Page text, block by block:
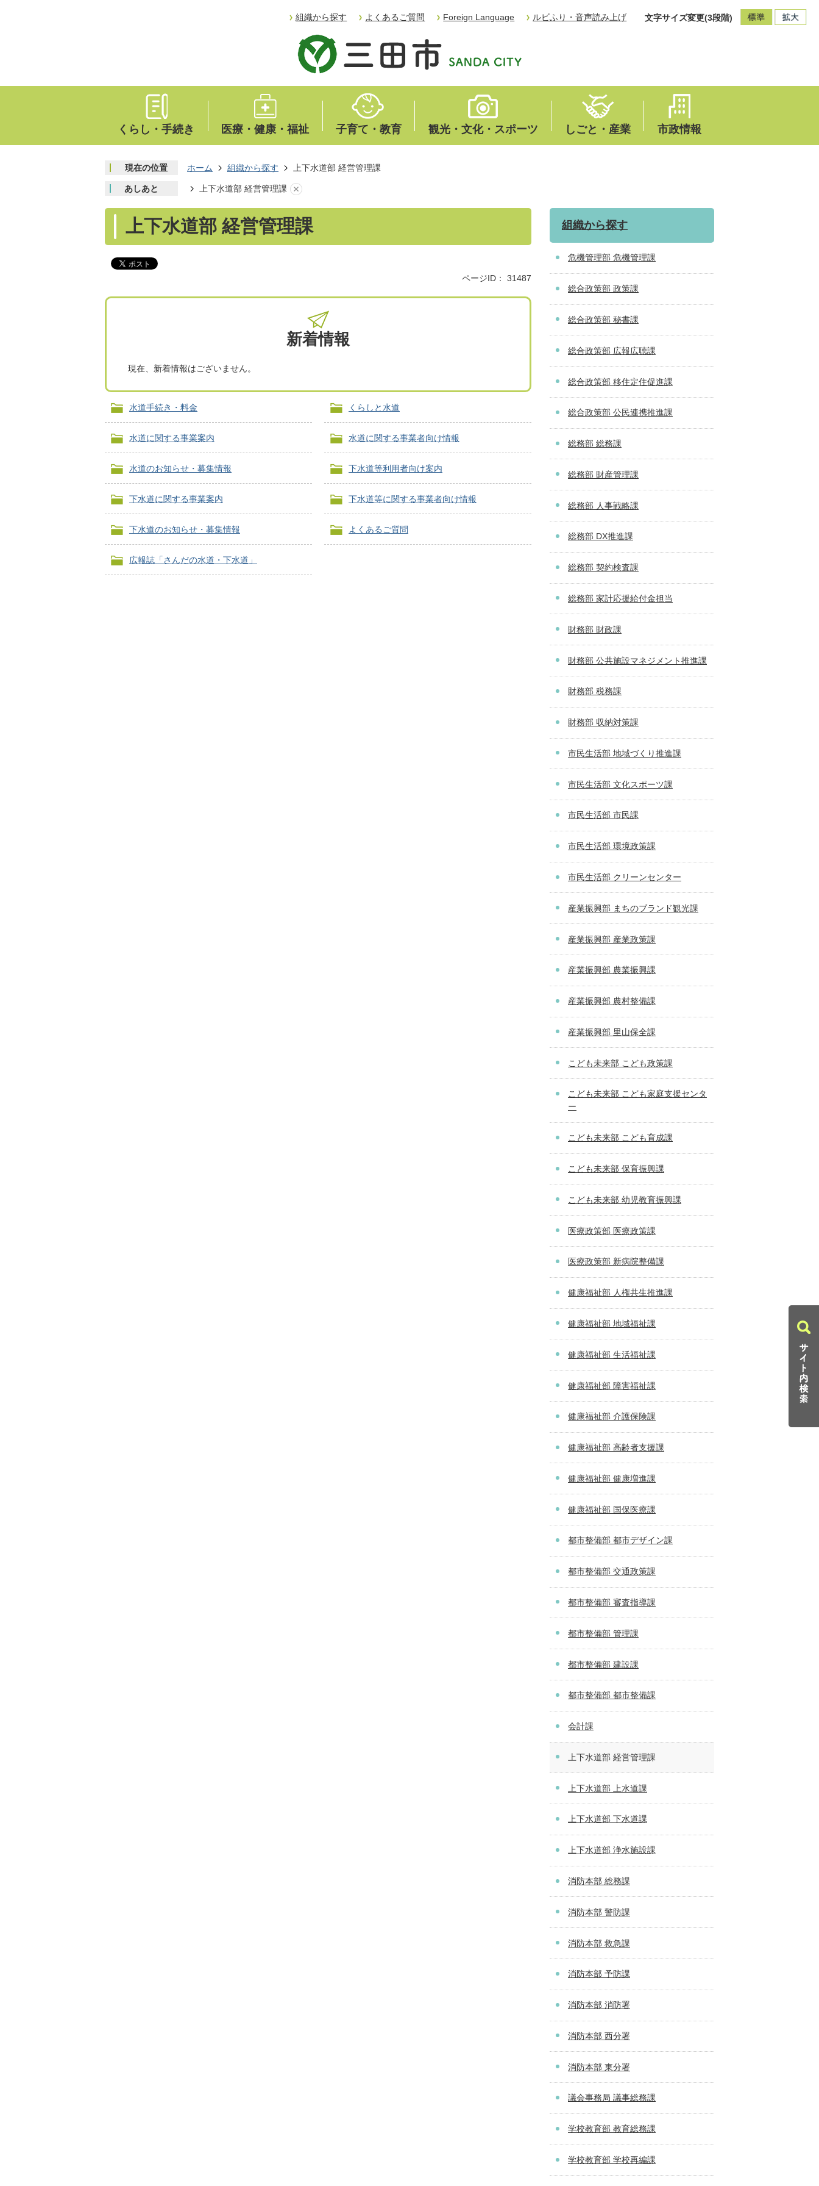
組織から探す よくあるご質問 Foreign Language ルビふり・音声読み上げ 文字サイズ変更(3段階)
くらし・手続き 医療・健康・福祉 子育て・教育 観光・文化・スポーツ しごと・産業 市政情報
現在の位置 ホーム 組織から探す 上下水道部 経営管理課
あしあと 上下水道部 経営管理課
上下水道部 経営管理課
ページID： 31487
新着情報
現在、新着情報はございません。
水道手続き・料金 くらしと水道
水道に関する事業案内 水道に関する事業者向け情報
水道のお知らせ・募集情報 下水道等利用者向け案内
下水道に関する事業案内 下水道等に関する事業者向け情報
下水道のお知らせ・募集情報 よくあるご質問
広報誌「さんだの水道・下水道」
組織から探す
危機管理部 危機管理課
総合政策部 政策課
総合政策部 秘書課
総合政策部 広報広聴課
総合政策部 移住定住促進課
総合政策部 公民連携推進課
総務部 総務課
総務部 財産管理課
総務部 人事戦略課
総務部 DX推進課
総務部 契約検査課
総務部 家計応援給付金担当
財務部 財政課
財務部 公共施設マネジメント推進課
財務部 税務課
財務部 収納対策課
市民生活部 地域づくり推進課
市民生活部 文化スポーツ課
市民生活部 市民課
市民生活部 環境政策課
市民生活部 クリーンセンター
産業振興部 まちのブランド観光課
産業振興部 産業政策課
産業振興部 農業振興課
産業振興部 農村整備課
産業振興部 里山保全課
こども未来部 こども政策課
こども未来部 こども家庭支援センタ
ー
こども未来部 こども育成課
こども未来部 保育振興課
こども未来部 幼児教育振興課
医療政策部 医療政策課
医療政策部 新病院整備課
健康福祉部 人権共生推進課
健康福祉部 地域福祉課
健康福祉部 生活福祉課
健康福祉部 障害福祉課
健康福祉部 介護保険課
健康福祉部 高齢者支援課
健康福祉部 健康増進課
健康福祉部 国保医療課
都市整備部 都市デザイン課
都市整備部 交通政策課
都市整備部 審査指導課
都市整備部 管理課
都市整備部 建設課
都市整備部 都市整備課
会計課
上下水道部 経営管理課
上下水道部 上水道課
上下水道部 下水道課
上下水道部 浄水施設課
消防本部 総務課
消防本部 警防課
消防本部 救急課
消防本部 予防課
消防本部 消防署
消防本部 西分署
消防本部 東分署
議会事務局 議事総務課
学校教育部 教育総務課
学校教育部 学校再編課